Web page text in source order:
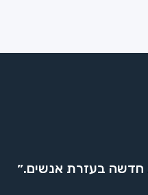
חדשה בעזרת אנשים.״